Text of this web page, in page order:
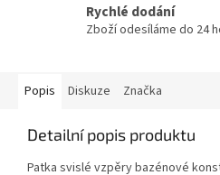
Rychlé dodání
Zboží odesíláme do 24
Popis Diskuze Značka
Detailní popis produktu
Patka svislé vzpěry bazénové